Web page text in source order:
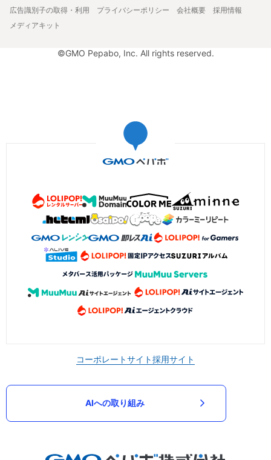
広告識別子の取得・利用
プライバシーポリシー 会社概要
採用情報
メディアキット
©GMO Pepabo, Inc. All rights reserved.
コーポレートサイト採用サイト
AIへの取り組み